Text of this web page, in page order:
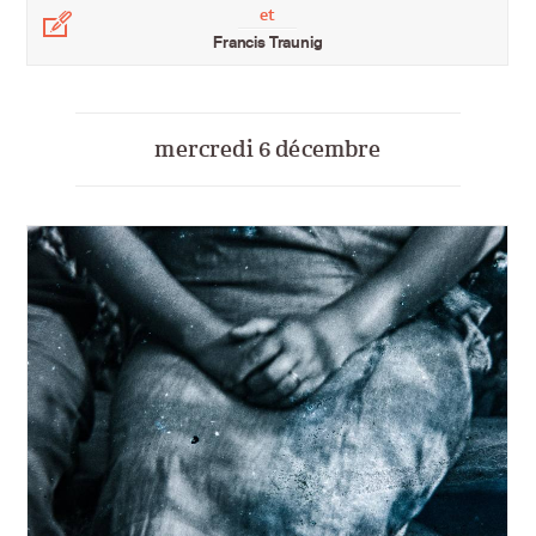
et
Francis Traunig
mercredi 6 décembre